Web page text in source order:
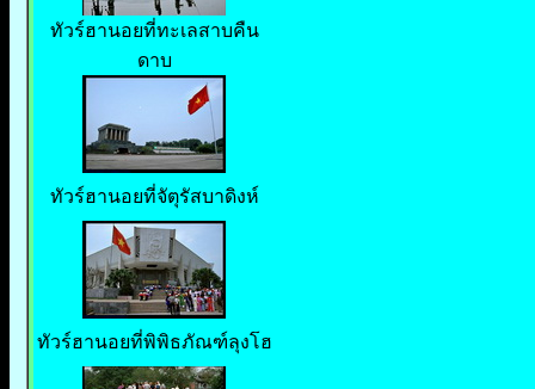
ทัวร์ฮานอยที่ทะเลสาบคืน
ดาบ
ทัวร์ฮานอยที่จัตุรัสบาดิงห์
ทัวร์ฮานอยที่พิพิธภัณฑ์ลุงโฮ